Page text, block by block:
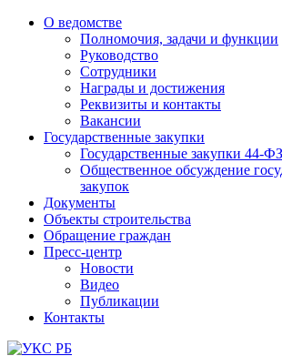
О ведомстве
Полномочия, задачи и функции
Руководство
Сотрудники
Награды и достижения
Реквизиты и контакты
Вакансии
Государственные закупки
Государственные закупки 44-ФЗ
Общественное обсуждение
закупок
Документы
Объекты строительства
Обращение граждан
Пресс-центр
Новости
Видео
Публикации
Контакты